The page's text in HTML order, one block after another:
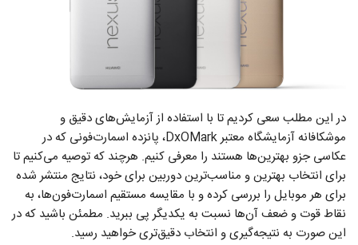
در این مطلب سعی کردیم تا با استفاده از آزمایش‌های دقیق و
موشکافانه آزمایشگاه معتبر DxOMark، پانزده اسمارت‌فونی که در
عکاسی جزو بهترین‌ها هستند را معرفی کنیم. هرچند که توصیه می‌کنیم تا
برای انتخاب بهترین و مناسب‌ترین دوربین برای خود، نتایج منتشر شده
برای هر موبایل را بررسی کرده و با مقایسه مستقیم اسمارت‌فون‌ها، به
نقاط قوت و ضعف آن‌ها نسبت به یکدیگر پی ببرید. مطمئن باشید که در
این صورت به نتیجه‌گیری و انتخاب دقیق‌تری خواهید رسید.